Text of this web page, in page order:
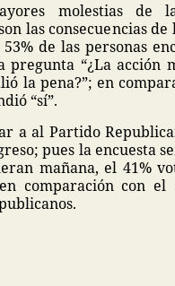
molestias de
las consecuencias
de las personas
pregunta “¿La acción
la pena?”; en
“sí”.
a al Partido
pues la encuesta
mañana, el 41%
comparación con el